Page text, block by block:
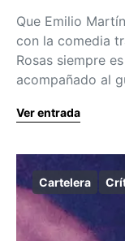
Que Emilio
con la comedia
Rosas siempre
acompañado al
Ver entrada
Cartelera